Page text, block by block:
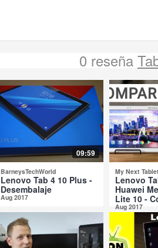
0 reseña
09:59
BarneysTechWorld
Lenovo Tab 4 10 Plus -
Desembalaje
Aug 2017
My Next Tablet
Lenovo
Huawei
Lite 10 -
Aug 2017